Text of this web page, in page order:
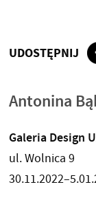
UDOSTĘPNIJ
Antonina
Galeria Design
ul. Wolnica 9